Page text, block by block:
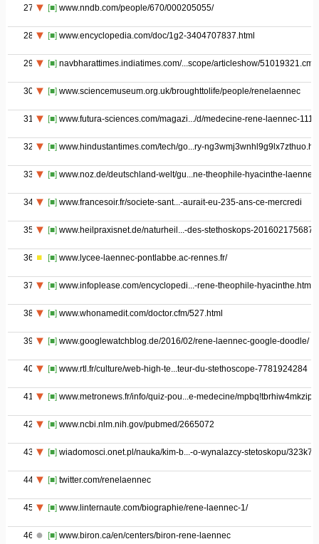
27 [■]www.nndb.com/people/670/000205055/
28 [■]www.encyclopedia.com/doc/1g2-3404707837.html
29 [■]navbharattimes.indiatimes.com/...scope/articleshow/51019321.cms
30 [■]www.sciencemuseum.org.uk/broughttolife/people/renelaennec
31 [■]www.futura-sciences.com/magazi.../d/medecine-rene-laennec-
32 [■]www.hindustantimes.com/tech/go...ry-
33 [■]www.noz.de/deutschland-welt/gu...ne-theophile-hyacinthe-laennec
34 [■]www.francesoir.fr/societe-sant...-aurait-eu-235-ans-ce-mercredi
35 [■]www.heilpraxisnet.de/naturheil...-des-stethoskops-2016021756875
36 [■]www.lycee-laennec-pontlabbe.ac-rennes.fr/
37 [■]www.infoplease.com/encyclopedi...-rene-theophile-hyacinthe.html
38 [■]www.whonamedit.com/doctor.cfm/527.html
39 [■]www.googlewatchblog.de/2016/02/rene-laennec-google-doodle/
40 [■]www.rtl.fr/culture/web-high-te...teur-du-stethoscope-7781924284
41 [■]www.metronews.fr/info/quiz-pou...e-medecine/mpbq!tbrhiw4mkzipq/
42 [■]www.ncbi.nlm.nih.gov/pubmed/2665072
43 [■]wiadomosci.onet.pl/nauka/kim-b...-o-wynalazcy-stetoskopu/323k7d
44 [■]twitter.com/renelaennec
45 [■]www.linternaute.com/biographie/rene-laennec-1/
46 [■]www.biron.ca/en/centers/biron-rene-laennec